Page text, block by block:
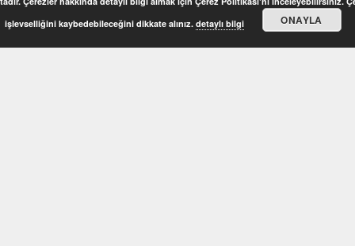
işlevselliğini kaybedebileceğini dikkate alınız. detaylı bilgi ONAYLA